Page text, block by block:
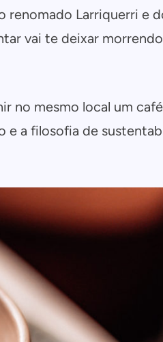
renomado Larriquerri e
vai te deixar
no mesmo local um
e a filosofia de